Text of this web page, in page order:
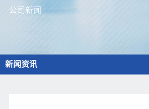
公司新闻
新闻资讯